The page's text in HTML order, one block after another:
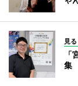
見
集